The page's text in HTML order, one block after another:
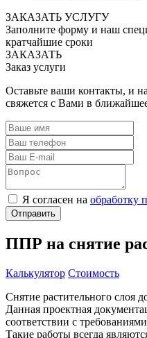
ЗАКАЗАТЬ УСЛУГУ
Заполните форму и наш
кратчайшие сроки
ЗАКАЗАТЬ
Заказ услуги
Оставьте ваши контакты, и
свяжется с Вами в
Я согласен на обработку
ППР на снятие
Калькулятор Стоимость
Снятие растительного слоя
Данная проектная
соответствии с
Такие работы всегда